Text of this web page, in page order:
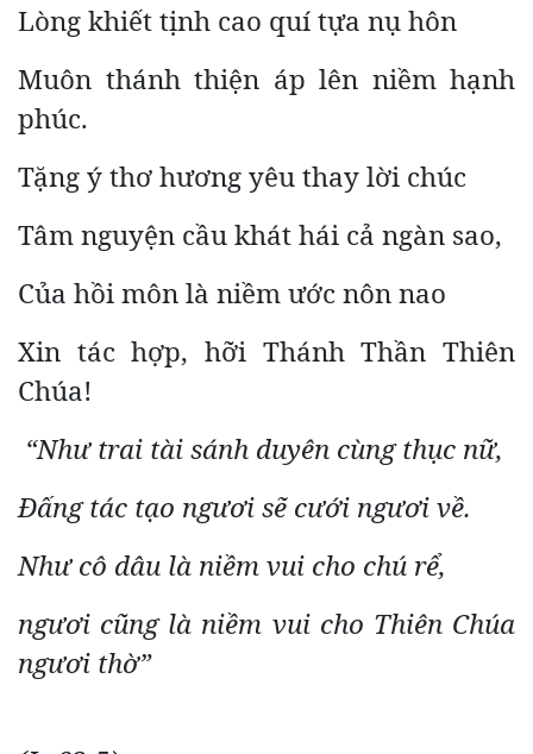
Lòng khiết tịnh cao quí tựa nụ hôn
Muôn thánh thiện áp lên niềm hạnh
phúc.
Tặng ý thơ hương yêu thay lời chúc
Tâm nguyện cầu khát hái cả ngàn sao,
Của hồi môn là niềm ước nôn nao
Xin tác hợp, hỡi Thánh Thần Thiên
Chúa!
“Như trai tài sánh duyên cùng thục nữ,
Đấng tác tạo ngươi sẽ cưới ngươi về.
Như cô dâu là niềm vui cho chú rể,
ngươi cũng là niềm vui cho Thiên Chúa
ngươi thờ”